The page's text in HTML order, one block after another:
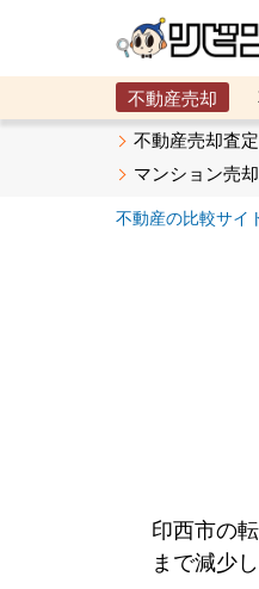
不動産売却
メタ住宅展示場
不動産売却査定
マンション売却
不動産の比較サイ
印西市の
まで減少